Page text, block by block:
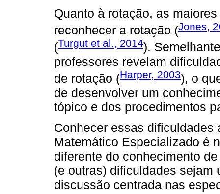
Quanto à rotação, as
reconhecer a rotação (Jones,
(Turgut et al., 2014).
professores revelam
de rotação (Harper, 2003), o
de desenvolver um
tópico e dos procedimentos
Conhecer essas dificuldades
Matemático Especializado é
diferente do conhecimento
(e outras) dificuldades sejam
discussão centrada nas